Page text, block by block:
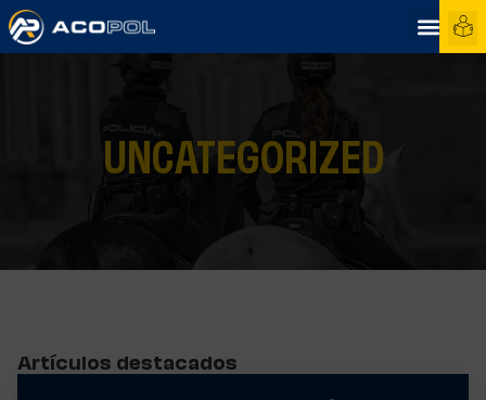
UNCATEGORIZED
Artículos destacados